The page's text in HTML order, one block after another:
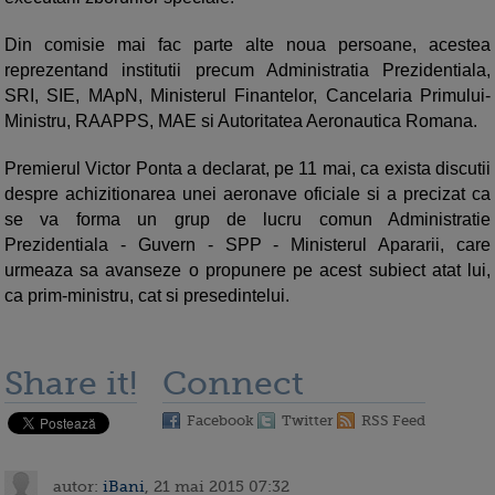
Din comisie mai fac parte alte noua persoane, acestea
reprezentand institutii precum Administratia Prezidentiala,
SRI, SIE, MApN, Ministerul Finantelor, Cancelaria Primului-
Ministru, RAAPPS, MAE si Autoritatea Aeronautica Romana.
Premierul Victor Ponta a declarat, pe 11 mai, ca exista discutii
despre achizitionarea unei aeronave oficiale si a precizat ca
se va forma un grup de lucru comun Administratie
Prezidentiala - Guvern - SPP - Ministerul Apararii, care
urmeaza sa avanseze o propunere pe acest subiect atat lui,
ca prim-ministru, cat si presedintelui.
Share it! Connect
Facebook Twitter RSS Feed
autor: iBani , 21 mai 2015 07:32